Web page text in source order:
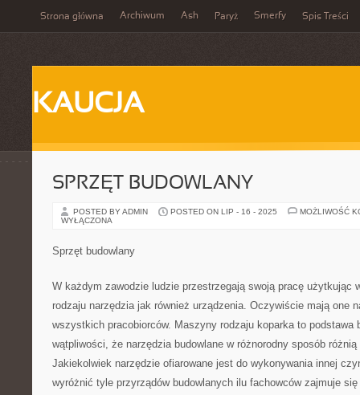
Strona główna Archiwum Ash Paryż Smerfy Spis Treści
KAUCJA
SPRZĘT BUDOWLANY
POSTED BY ADMIN POSTED ON LIP - 16 - 2025
MOŻLIWOŚĆ
WYŁĄCZONA
Sprzęt budowlany
W każdym zawodzie ludzie przestrzegają swoją pracę użytkując
rodzaju narzędzia jak również urządzenia. Oczywiście mają one
wszystkich pracobiorców. Maszyny rodzaju koparka to podstawa
wątpliwości, że narzędzia budowlane w różnorodny sposób
Jakiekolwiek narzędzie ofiarowane jest do wykonywania innej
wyróżnić tyle przyrządów budowlanych ilu fachowców zajmuje